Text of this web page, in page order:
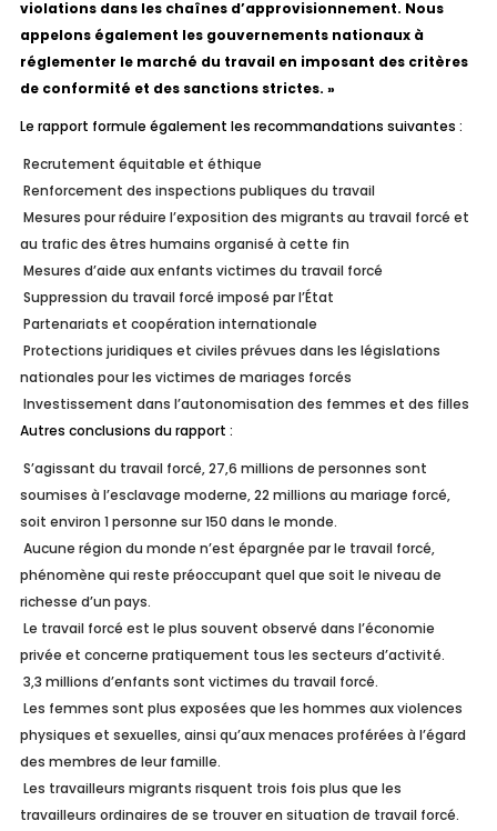
violations dans les chaînes d’approvisionnement. Nous
appelons également les gouvernements nationaux à
réglementer le marché du travail en imposant des critères
de conformité et des sanctions strictes. »
Le rapport formule également les recommandations suivantes :
Recrutement équitable et éthique
Renforcement des inspections publiques du travail
Mesures pour réduire l’exposition des migrants au travail forcé et
au trafic des êtres humains organisé à cette fin
Mesures d’aide aux enfants victimes du travail forcé
Suppression du travail forcé imposé par l’État
Partenariats et coopération internationale
Protections juridiques et civiles prévues dans les législations
nationales pour les victimes de mariages forcés
Investissement dans l’autonomisation des femmes et des filles
Autres conclusions du rapport :
S’agissant du travail forcé, 27,6 millions de personnes sont
soumises à l’esclavage moderne, 22 millions au mariage forcé,
soit environ 1 personne sur 150 dans le monde.
Aucune région du monde n’est épargnée par le travail forcé,
phénomène qui reste préoccupant quel que soit le niveau de
richesse d’un pays.
Le travail forcé est le plus souvent observé dans l’économie
privée et concerne pratiquement tous les secteurs d’activité.
3,3 millions d’enfants sont victimes du travail forcé.
Les femmes sont plus exposées que les hommes aux violences
physiques et sexuelles, ainsi qu’aux menaces proférées à l’égard
des membres de leur famille.
Les travailleurs migrants risquent trois fois plus que les
travailleurs ordinaires de se trouver en situation de travail forcé.